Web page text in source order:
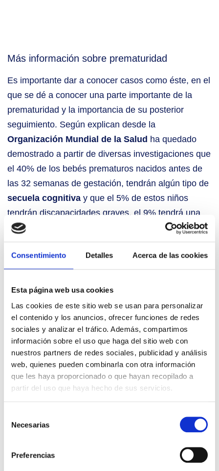
Consentimiento Detalles Acerca de las cookies
Esta página web usa cookies
Las cookies de este sitio web se usan para personalizar
el contenido y los anuncios, ofrecer funciones de redes
sociales y analizar el tráfico. Además, compartimos
información sobre el uso que haga del sitio web con
nuestros partners de redes sociales, publicidad y análisis
web, quienes pueden combinarla con otra información
que les haya proporcionado o que hayan recopilado a
partir del uso que haya hecho de sus servicios.
Necesarias
Preferencias
Más información sobre prematuridad
Es importante dar a conocer casos como éste, en el
que se dé a conocer una parte importante de la
prematuridad y la importancia de su posterior
seguimiento. Según explican desde la
Organización Mundial de la Salud ha quedado
demostrado a partir de diversas investigaciones que
el 40% de los bebés prematuros nacidos antes de
las 32 semanas de gestación, tendrán algún tipo de
secuela cognitiva y que el 5% de estos niños
tendrán discapacidades graves, el 9% tendrá una
discapacidad moderada
mientras que el 25%
restante tendránproblemas leves, pero que
pueden dificultar los procesos de aprendizaje.
Por lo tanto, cuanto más prematuro sea el bebé,
mayores serán las dificultades en su desarrollo
cognitivo; es importante destacar que las más
graves sí que se hacen evidentes durante el primer
año de vida, sin embargo, las menos graves son las
que pasan desapercibidas hasta el comienzo de la
etapa escolar. Por lo tanto, un seguimiento y
atención tempranas ayudarán de forma notable en